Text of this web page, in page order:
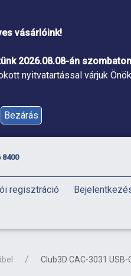
vásárlóink!
2026.08.08-án
nyitvatartással várjuk
Bezárás
8400
regisztráció
Club3D CAC-3031